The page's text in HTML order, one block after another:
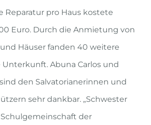
Reparatur pro Haus kostete
Euro. Durch die Anmietung von
Häuser fanden 40 weitere
Unterkunft. Abuna Carlos und
den Salvatorianerinnen und
sehr dankbar. „Schwester
der